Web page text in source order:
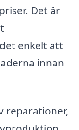
Det är
enkelt att
innan
reparationer,